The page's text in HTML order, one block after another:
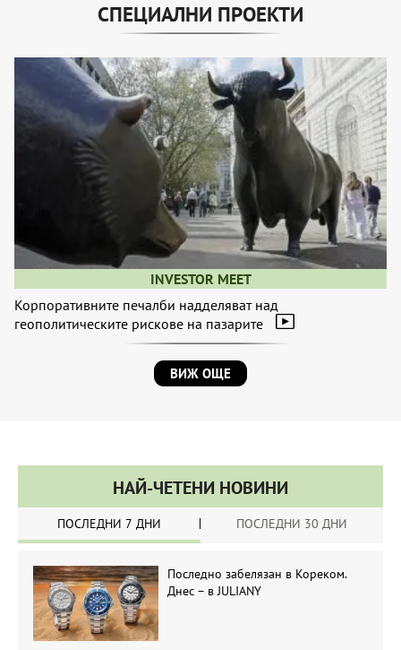
СПЕЦИАЛНИ ПРОЕКТИ
INVESTOR MEET
Корпоративните печалби надделяват над
геополитическите рискове на пазарите
ВИЖ ОЩЕ
НАЙ-ЧЕТЕНИ НОВИНИ
ПОСЛЕДНИ 7 ДНИ ПОСЛЕДНИ 30 ДНИ
Последно забелязан в Кореком.
Днес – в JULIANY